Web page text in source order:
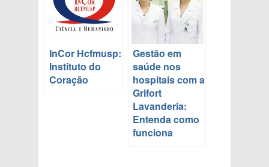
InCor Hcfmusp:
Instituto do
Coração
Gestão em
saúde nos
hospitais com a
Grifort
Lavanderia:
Entenda como
funciona